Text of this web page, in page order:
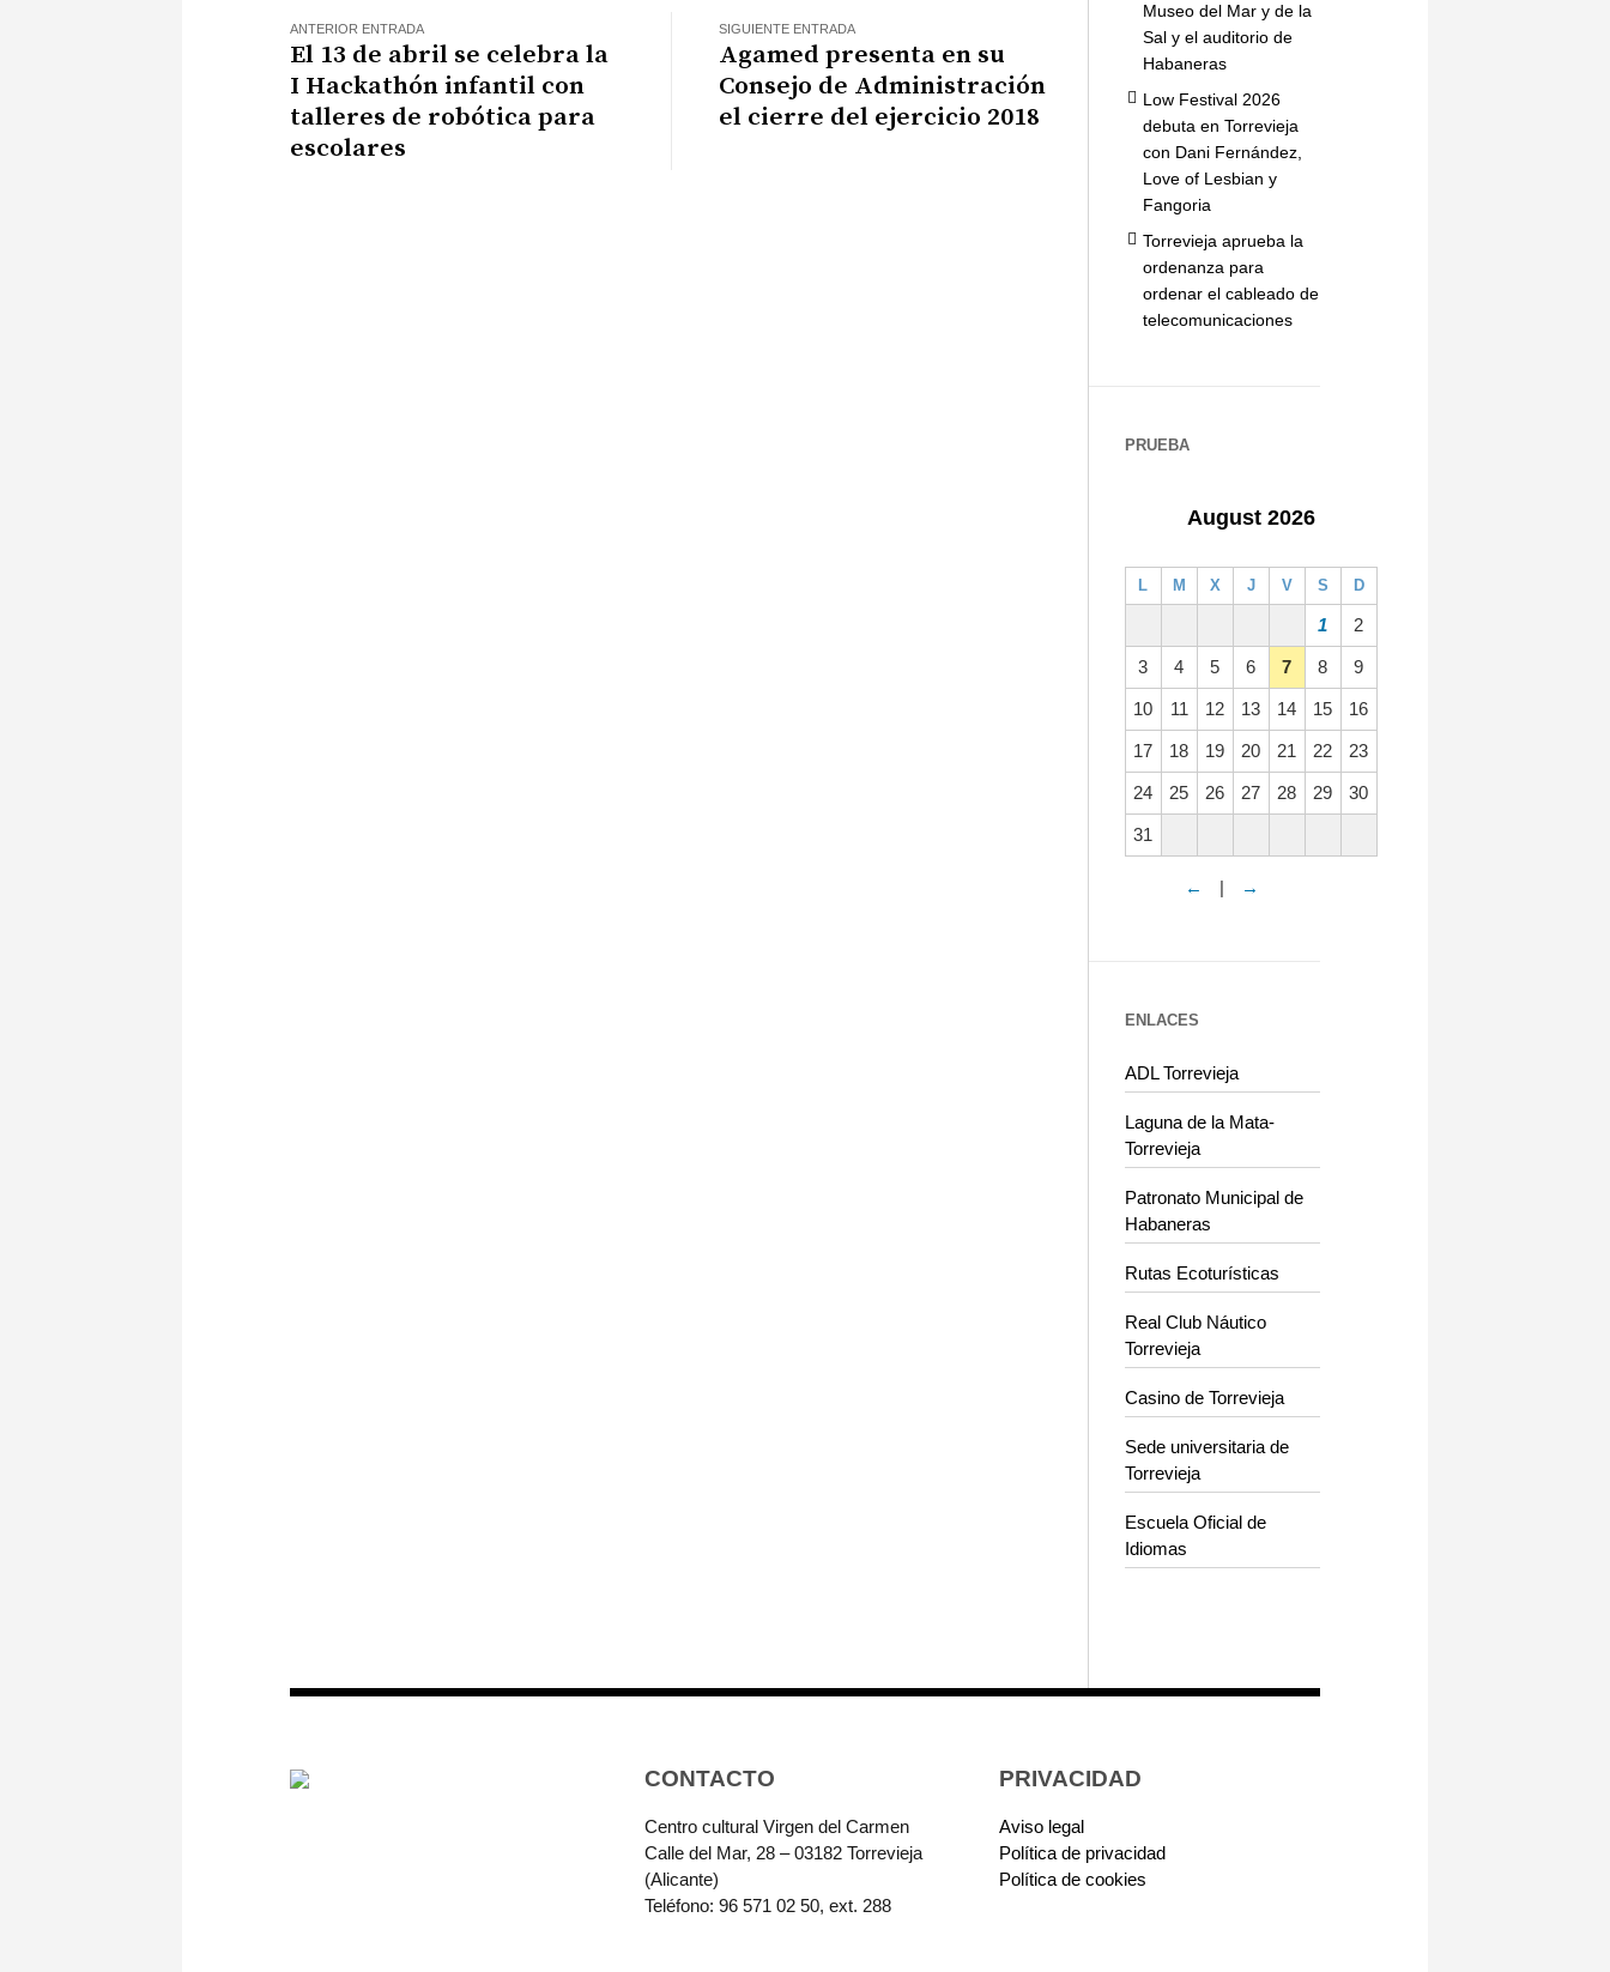
ANTERIOR ENTRADA
El 13 de abril se celebra la
I Hackathón infantil con
talleres de robótica para
escolares
SIGUIENTE ENTRADA
Agamed presenta en su
Consejo de Administración
el cierre del ejercicio 2018
Museo del Mar y de la
Sal y el auditorio de
Habaneras
Low Festival 2026
debuta en Torrevieja
con Dani Fernández,
Love of Lesbian y
Fangoria
Torrevieja aprueba la
ordenanza para
ordenar el cableado de
telecomunicaciones
PRUEBA
August 2026
L M X J V S D
1 2
3 4 5 6 7 8 9
10 11 12 13 14 15 16
17 18 19 20 21 22 23
24 25 26 27 28 29 30
31
← | →
ENLACES
ADL Torrevieja
Laguna de la Mata-
Torrevieja
Patronato Municipal de
Habaneras
Rutas Ecoturísticas
Real Club Náutico
Torrevieja
Casino de Torrevieja
Sede universitaria de
Torrevieja
Escuela Oficial de
Idiomas
CONTACTO
Centro cultural Virgen del Carmen
Calle del Mar, 28 – 03182 Torrevieja
(Alicante)
Teléfono: 96 571 02 50, ext. 288
PRIVACIDAD
Aviso legal
Política de privacidad
Política de cookies